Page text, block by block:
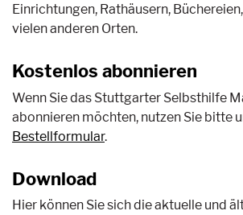
Einrichtungen, Rathäusern,
vielen anderen Orten.
Kostenlos abonnieren
Wenn Sie das Stuttgarter Selbsthilfe
abonnieren möchten, nutzen Sie bitte
Bestellformular.
Download
Hier können Sie sich die aktuelle und